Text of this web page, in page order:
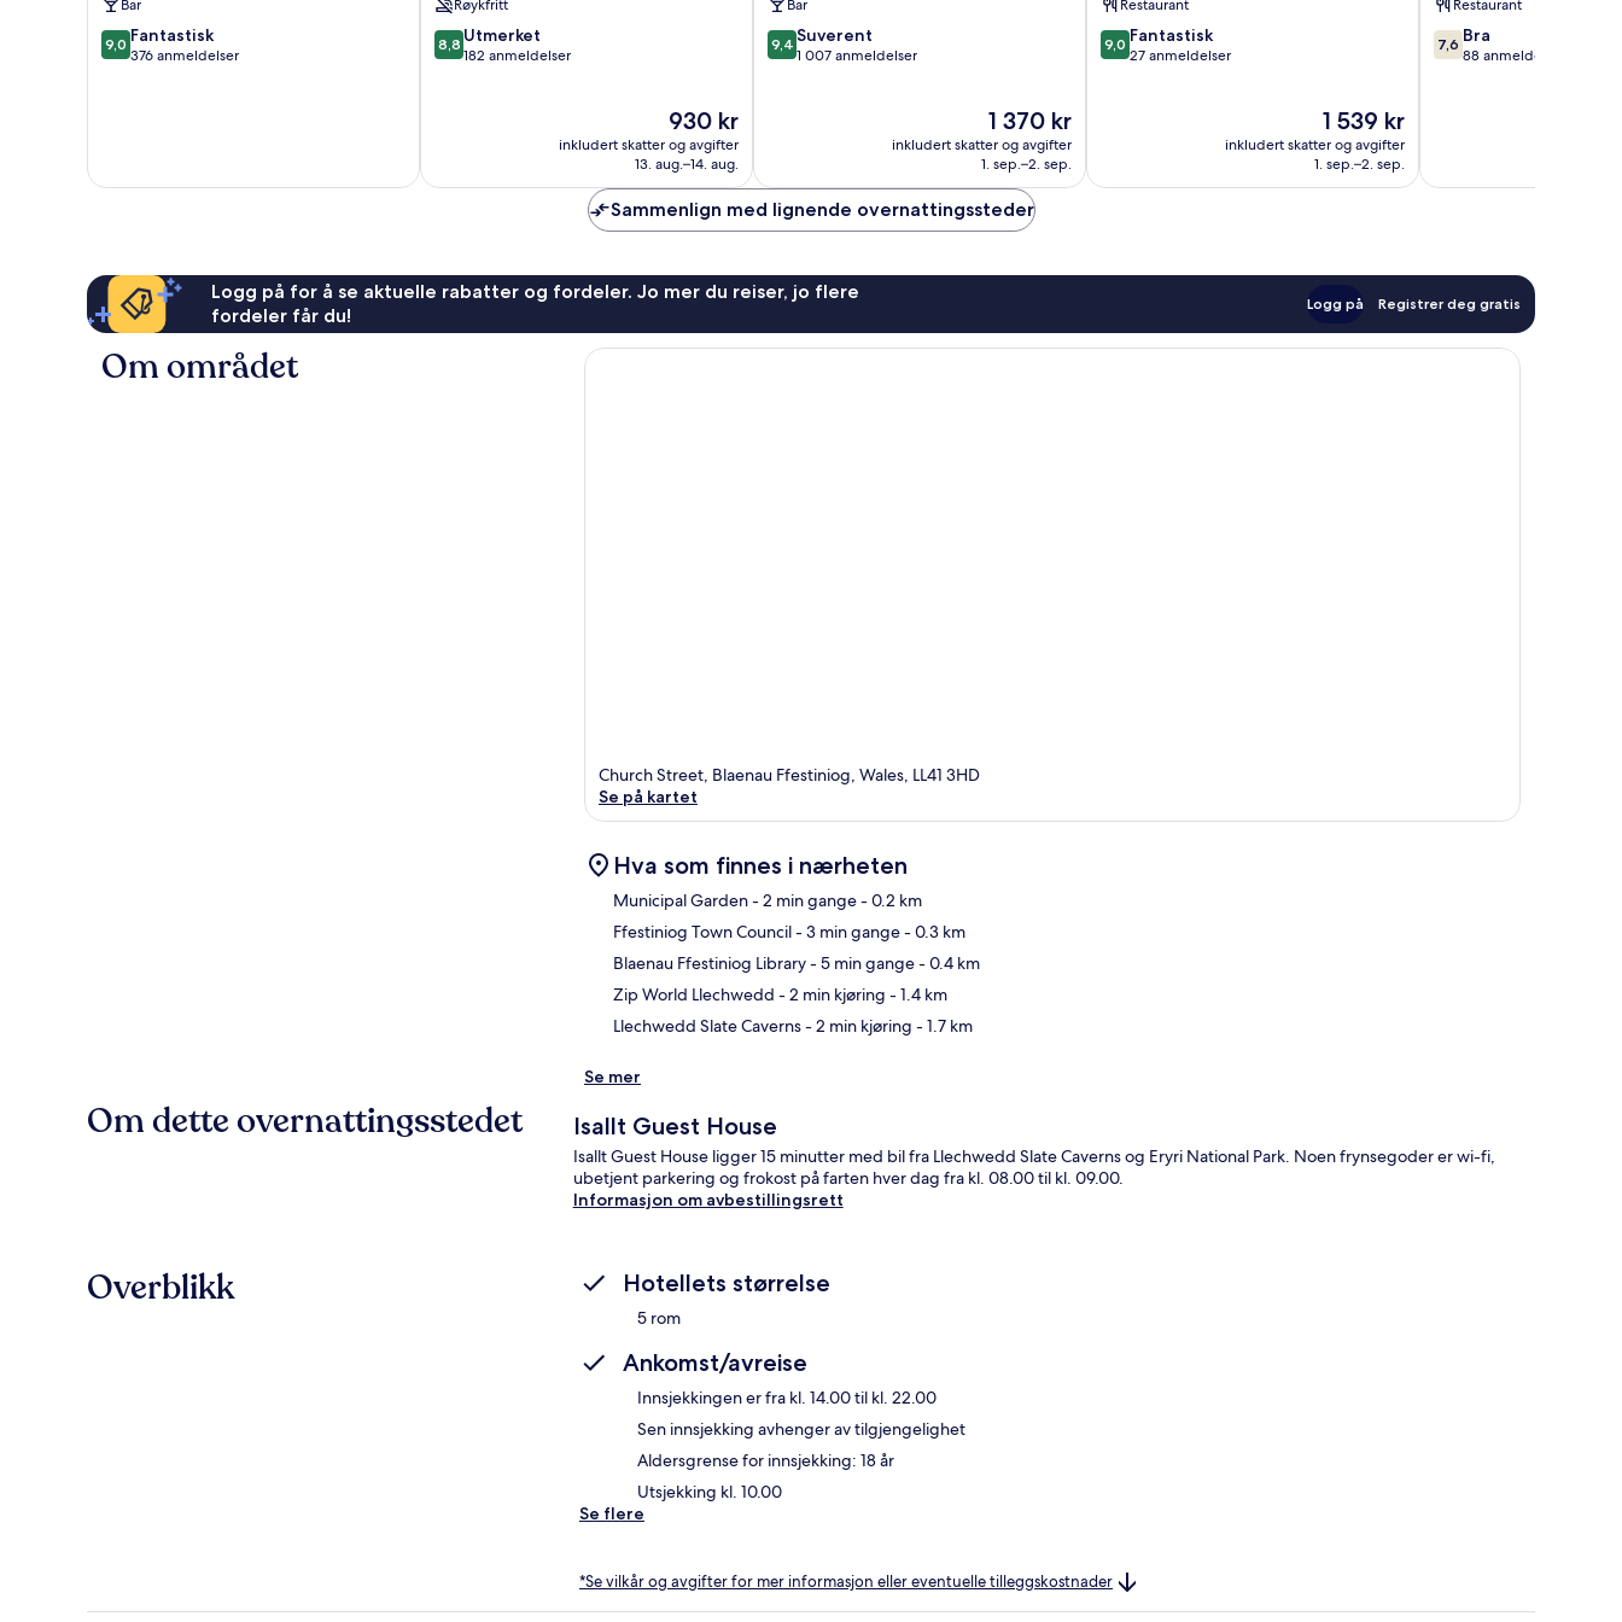
Bar
9.0
av
9,0 Fantastisk
376 anmeldelser
Røykfritt
8.8
av
8,8 Utmerket
182 anmeldelser
Prisen
er
930 kr
930 kr
inkludert skatter og avgifter
13. aug.–14. aug.
Bar
9.4
av
9,4 Suverent
1 007 anmeldelser
Prisen
er
1 370 kr
1 370 kr
inkludert skatter og avgifter
1. sep.–2. sep.
Restaurant
9.0
av
9,0 Fantastisk
27 anmeldelser
Prisen
er
1 539 kr
1 539 kr
inkludert skatter og avgifter
1. sep.–2. sep.
Restaurant
7.6
av
7,6 Bra
88 anmeldelser
Sammenlign med lignende overnattingssteder
Logg på for å se aktuelle rabatter og fordeler. Jo mer du reiser, jo flere
fordeler får du!
Logg på Registrer deg gratis
Om området
Church Street, Blaenau Ffestiniog, Wales, LL41 3HD
Se på kartet
Hva som finnes i nærheten
Municipal Garden- 2 min gange- 0.2 km
Ffestiniog Town Council- 3 min gange- 0.3 km
Blaenau Ffestiniog Library- 5 min gange- 0.4 km
Zip World Llechwedd - 2 min kjøring - 1.4 km
Llechwedd Slate Caverns- 2 min kjøring - 1.7 km
Se mer
Om dette overnattingsstedet Isallt Guest House
Isallt Guest House ligger 15 minutter med bil fra Llechwedd Slate Caverns og Eryri National Park. Noen frynsegoder er wi-fi,
ubetjent parkering og frokost på farten hver dag fra kl. 08.00 til kl. 09.00.
Informasjon om avbestillingsrett
Overblikk Hotellets størrelse
5 rom
Ankomst/avreise
Innsjekkingen er fra kl. 14.00 til kl. 22.00
Sen innsjekking avhenger av tilgjengelighet
Aldersgrense for innsjekking: 18 år
Utsjekking kl. 10.00
Se flere
*Se vilkår og avgifter for mer informasjon eller eventuelle tilleggskostnader